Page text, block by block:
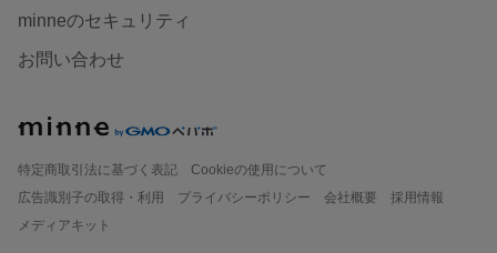
minneのセキュリティ
お問い合わせ
特定商取引法に基づく表記
Cookieの使用について
広告識別子の取得・利用
プライバシーポリシー 会社概要
採用情報
メディアキット